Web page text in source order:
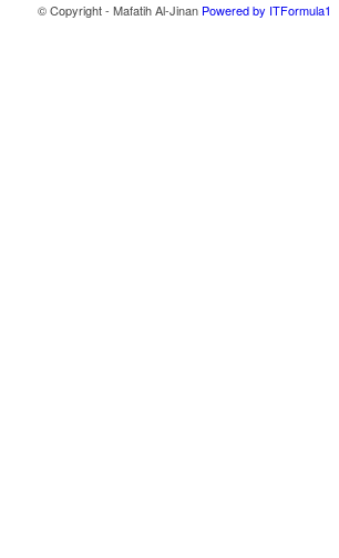
© Copyright - Mafatih Al-Jinan Powered by ITFormula1